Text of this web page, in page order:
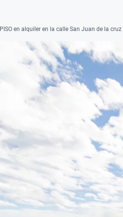
PISO en alquiler en la calle San Juan de la cruz